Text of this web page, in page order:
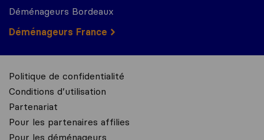
Déménageurs Bordeaux
Déménageurs France
Politique de confidentialité
Conditions d’utilisation
Partenariat
Pour les partenaires affilies
Pour les déménageurs